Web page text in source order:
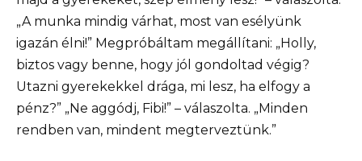
„A munka mindig várhat, most van esélyünk
igazán élni!” Megpróbáltam megállítani: „Holly,
biztos vagy benne, hogy jól gondoltad végig?
Utazni gyerekekkel drága, mi lesz, ha elfogy a
pénz?” „Ne aggódj, Fibi!” – válaszolta. „Minden
rendben van, mindent megterveztünk.”